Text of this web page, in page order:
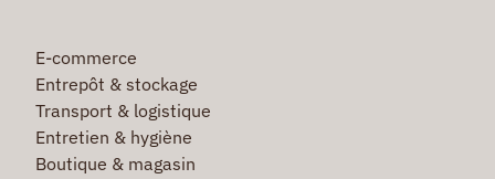
E-commerce
Entrepôt & stockage
Transport & logistique
Entretien & hygiène
Boutique & magasin